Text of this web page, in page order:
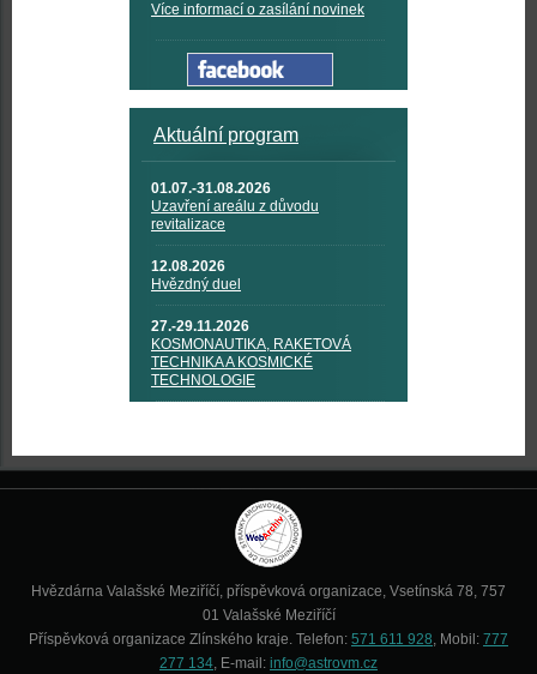
Více informací o zasílání novinek
Aktuální program
01.07.-31.08.2026
Uzavření areálu z důvodu
revitalizace
12.08.2026
Hvězdný duel
27.-29.11.2026
KOSMONAUTIKA, RAKETOVÁ
TECHNIKA A KOSMICKÉ
TECHNOLOGIE
Hvězdárna Valašské Meziříčí, příspěvková organizace, Vsetínská 78, 757
01 Valašské Meziříčí
Příspěvková organizace Zlínského kraje. Telefon: 571 611 928, Mobil: 777
277 134, E-mail: info@astrovm.cz